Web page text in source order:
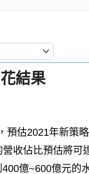
結果
預估2021年新策
收佔比預估將可
億~600億元的